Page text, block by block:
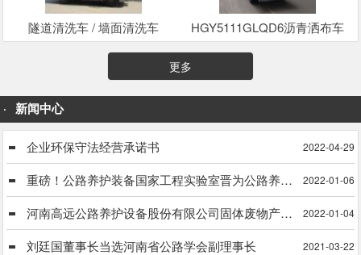
隧道清洗车 / 墙面清洗车 HGY5111GLQD6沥青洒布车
更多
新闻中心
企业环保守法经营承诺书 2022-04-29
重磅！公路养护装备国家工程实验室晋为公路养护装备国家工程研究中心 2022-01-06
河南高远公路养护设备股份有限公司固体废物产生单位信息公式 2022-01-04
刘廷国董事长当选河南省公路学会副理事长 2021-03-22